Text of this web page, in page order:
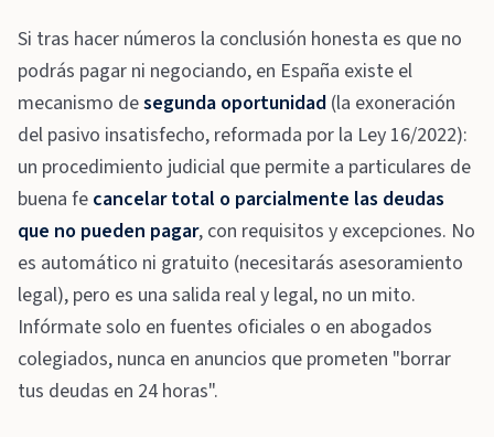
Si tras hacer números la conclusión honesta es que no
podrás pagar ni negociando, en España existe el
mecanismo desegunda oportunidad (la exoneración
del pasivo insatisfecho, reformada por la Ley 16/2022):
un procedimiento judicial que permite a particulares de
buena fe cancelar total o parcialmente las deudas
que no pueden pagar, con requisitos y excepciones. No
es automático ni gratuito (necesitarás asesoramiento
legal), pero es una salida real y legal, no un mito.
Infórmate solo en fuentes oficiales o en abogados
colegiados, nunca en anuncios que prometen "borrar
tus deudas en 24 horas".